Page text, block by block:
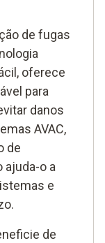
de fugas
oferece
para
danos
AVAC,
de
o a
e
de